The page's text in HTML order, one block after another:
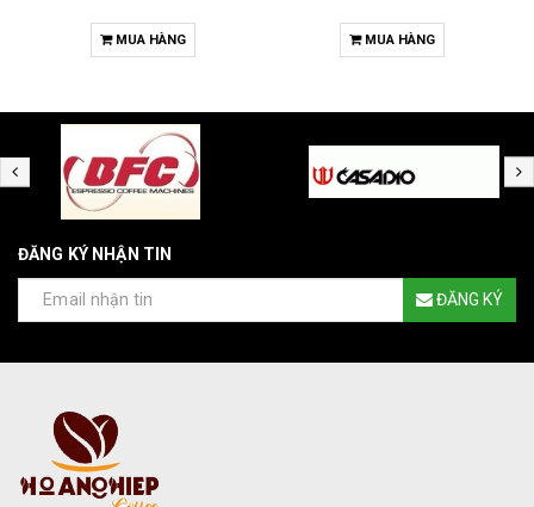
MUA HÀNG MUA HÀNG
ĐĂNG KÝ NHẬN TIN
ĐĂNG KÝ